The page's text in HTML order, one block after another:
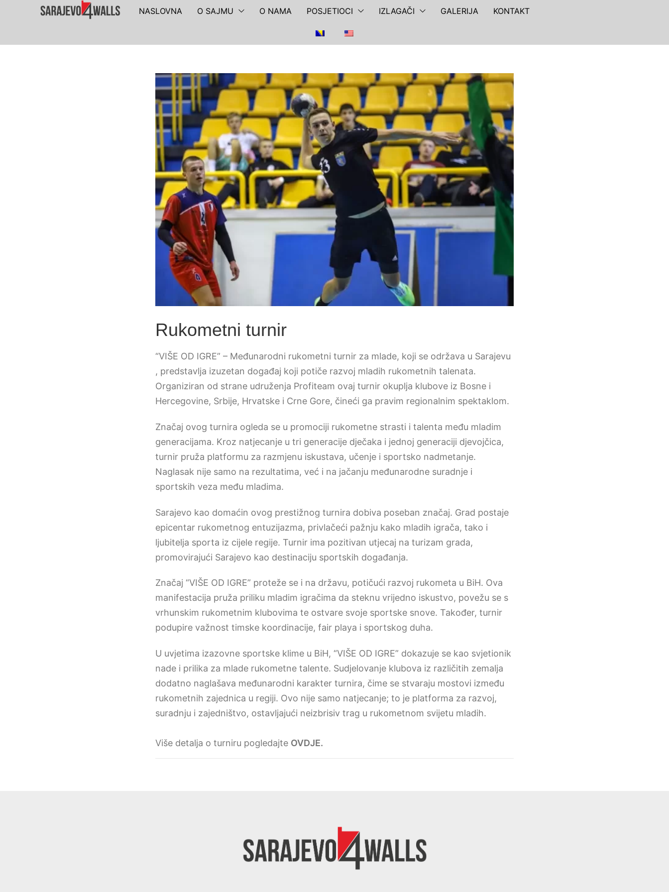
NASLOVNA O SAJMU O NAMA POSJETIOCI IZLAGAČI GALERIJA KONTAKT
Rukometni turnir
“VIŠE OD IGRE” – Međunarodni rukometni turnir za mlade, koji se održava u Sarajevu
, predstavlja izuzetan događaj koji potiče razvoj mladih rukometnih talenata.
Organiziran od strane udruženja Profiteam ovaj turnir okuplja klubove iz Bosne i
Hercegovine, Srbije, Hrvatske i Crne Gore, čineći ga pravim regionalnim spektaklom.
Značaj ovog turnira ogleda se u promociji rukometne strasti i talenta među mladim
generacijama. Kroz natjecanje u tri generacije dječaka i jednoj generaciji djevojčica,
turnir pruža platformu za razmjenu iskustava, učenje i sportsko nadmetanje.
Naglasak nije samo na rezultatima, već i na jačanju međunarodne suradnje i
sportskih veza među mladima.
Sarajevo kao domaćin ovog prestižnog turnira dobiva poseban značaj. Grad postaje
epicentar rukometnog entuzijazma, privlačeći pažnju kako mladih igrača, tako i
ljubitelja sporta iz cijele regije. Turnir ima pozitivan utjecaj na turizam grada,
promovirajući Sarajevo kao destinaciju sportskih događanja.
Značaj “VIŠE OD IGRE” proteže se i na državu, potičući razvoj rukometa u BiH. Ova
manifestacija pruža priliku mladim igračima da steknu vrijedno iskustvo, povežu se s
vrhunskim rukometnim klubovima te ostvare svoje sportske snove. Također, turnir
podupire važnost timske koordinacije, fair playa i sportskog duha.
U uvjetima izazovne sportske klime u BiH, “VIŠE OD IGRE” dokazuje se kao svjetionik
nade i prilika za mlade rukometne talente. Sudjelovanje klubova iz različitih zemalja
dodatno naglašava međunarodni karakter turnira, čime se stvaraju mostovi između
rukometnih zajednica u regiji. Ovo nije samo natjecanje; to je platforma za razvoj,
suradnju i zajedništvo, ostavljajući neizbrisiv trag u rukometnom svijetu mladih.
Više detalja o turniru pogledajte OVDJE.